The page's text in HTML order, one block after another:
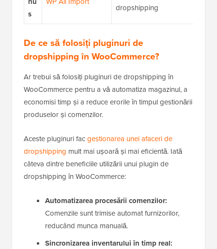
s
dropshipping
De ce să folosiți pluginuri de
dropshipping în WooCommerce?
Ar trebui să folosiți pluginuri de dropshipping în
WooCommerce pentru a vă automatiza magazinul, a
economisi timp și a reduce erorile în timpul gestionării
produselor și comenzilor.
Aceste pluginuri facgestionarea unei afaceri de
dropshipping mult mai ușoară și mai eficientă. Iată
câteva dintre beneficiile utilizării unui plugin de
dropshipping în WooCommerce:
Automatizarea procesării comenzilor:
Comenzile sunt trimise automat furnizorilor,
reducând munca manuală.
Sincronizarea inventarului în timp real: